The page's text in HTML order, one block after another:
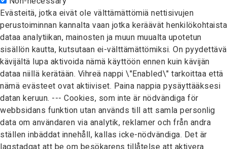
Evästeitä, jotka eivät ole välttämättömiä nettisivujen
perustoiminnan kannalta vaan jotka keräävät henkilökohtaista
dataa analytiikan, mainosten ja muun muualta upotetun
sisällön kautta, kutsutaan ei-välttämättömiksi. On pyydettävä
kävijältä lupa aktivoida nämä käyttöön ennen kuin kävijän
dataa niillä kerätään. Vihreä nappi \"Enabled\" tarkoittaa että
nämä evästeet ovat aktiiviset. Paina nappia pysäyttääksesi
datan keruun. --- Cookies, som inte är nödvändiga för
webbsidans funktion utan används till att samla personlig
data om användaren via analytik, reklamer och från andra
ställen inbäddat innehåll, kallas icke-nödvändiga. Det är